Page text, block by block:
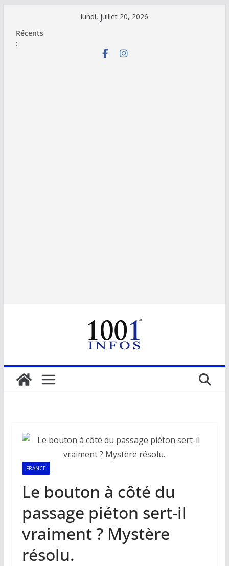
contenu
lundi, juillet 20, 2026
Récents
:
FRANCE
Le bouton à côté du
passage piéton sert-il
vraiment ? Mystère
résolu.